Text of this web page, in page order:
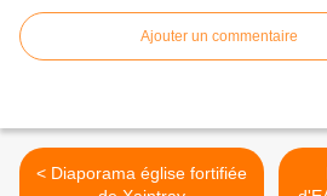
Ajouter un commentaire
< Diaporama église fortifiée